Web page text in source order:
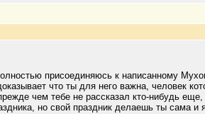
присоединяюсь к написанному
что ты для него важна, человек
чем тебе не рассказал кто-нибудь
но свой праздник делаешь ты сама